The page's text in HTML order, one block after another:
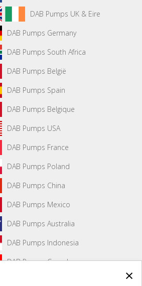
×
DAB Pumps UK & Eire
DAB Pumps Germany
DAB Pumps South Africa
DAB Pumps België
DAB Pumps Spain
DAB Pumps Belgique
DAB Pumps USA
DAB Pumps France
DAB Pumps Poland
DAB Pumps China
DAB Pumps Mexico
DAB Pumps Australia
DAB Pumps Indonesia
DAB Pumps Canada